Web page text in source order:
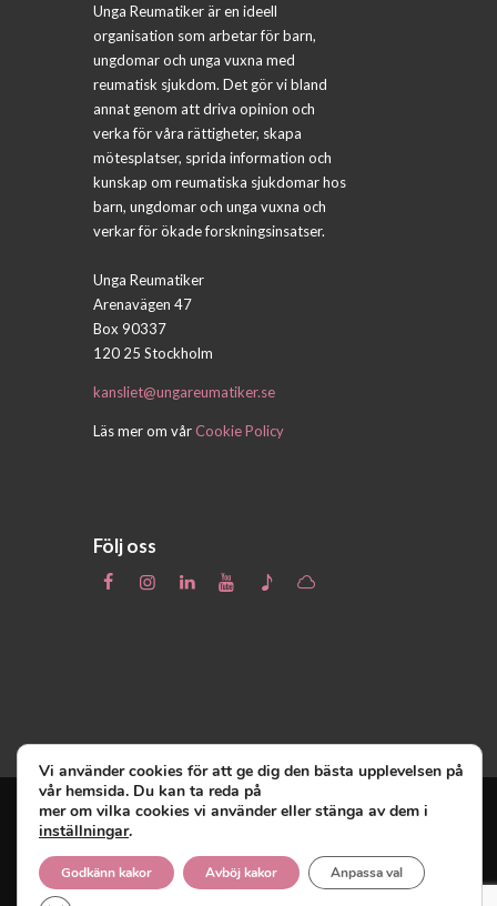
Unga Reumatiker är en ideell
organisation som arbetar för barn,
ungdomar och unga vuxna med
reumatisk sjukdom. Det gör vi bland
annat genom att driva opinion och
verka för våra rättigheter, skapa
mötesplatser, sprida information och
kunskap om reumatiska sjukdomar hos
barn, ungdomar och unga vuxna och
verkar för ökade forskningsinsatser.
Unga Reumatiker
Arenavägen 47
Box 90337
120 25 Stockholm
kansliet@ungareumatiker.se
Läs mer om vårCookie Policy
Följ oss
innehar upphovsrätten till denna site och
reserverar sig alla rättigheter därtill.
Vi använder cookies för att ge dig den bästa upplevelsen på
vår hemsida. Du kan ta reda på
mer om vilka cookies vi använder eller stänga av dem i
inställningar.
Godkänn kakor Avböj kakor Anpassa val